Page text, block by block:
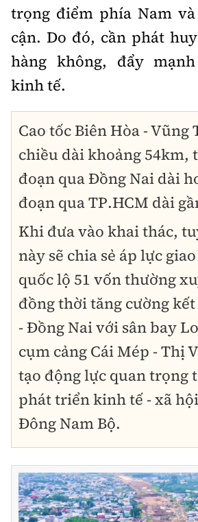
trọng điểm phía Nam
cận. Do đó, cần phát
hàng không, đẩy
kinh tế.
Cao tốc Biên Hòa - Vũng
chiều dài khoảng 54km,
đoạn qua Đồng Nai dài
đoạn qua TP.HCM dài
Khi đưa vào khai thác,
này sẽ chia sẻ áp lực
quốc lộ 51 vốn thường
đồng thời tăng cường
- Đồng Nai với sân bay
cụm cảng Cái Mép - Thị
tạo động lực quan trọng
phát triển kinh tế - xã
Đông Nam Bộ.